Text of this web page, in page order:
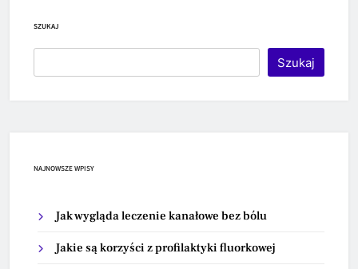
SZUKAJ
Szukaj
NAJNOWSZE WPISY
Jak wygląda leczenie kanałowe bez bólu
Jakie są korzyści z profilaktyki fluorkowej